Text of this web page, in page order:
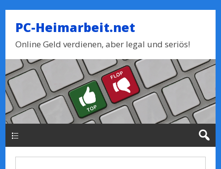
PC-Heimarbeit.net
Online Geld verdienen, aber legal und seriös!